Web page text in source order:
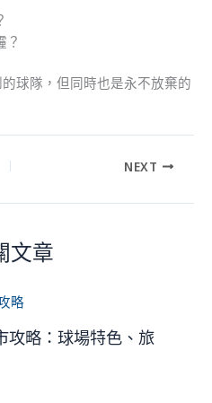
？
球隊，但同時也是永不放棄的
NEXT
文章
攻略：球場特色、旅